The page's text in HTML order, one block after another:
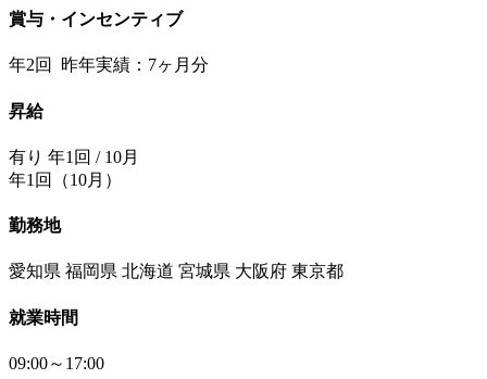
賞与・インセンティブ
年2回 昨年実績：7ヶ月分
昇給
有り 年1回 / 10月
年1回（10月）
勤務地
愛知県 福岡県 北海道 宮城県 大阪府 東京都
就業時間
09:00～17:00